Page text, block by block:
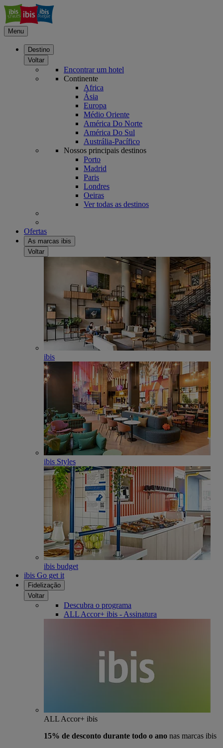
Menu
Destino
Voltar
Encontrar um hotel
Continente
Africa
Ásia
Europa
Médio Oriente
América Do Norte
América Do Sul
Austrália-Pacífico
Nossos principais destinos
Porto
Madrid
Paris
Londres
Oeiras
Ver todas as destinos
Ofertas
As marcas ibis
Voltar
ibis
ibis Styles
ibis budget
ibis Go get it
Fidelização
Voltar
Descubra o programa
ALL Accor+ ibis - Assinatura
ALL Accor+ ibis
15% de desconto durante todo o ano nas marcas ibis